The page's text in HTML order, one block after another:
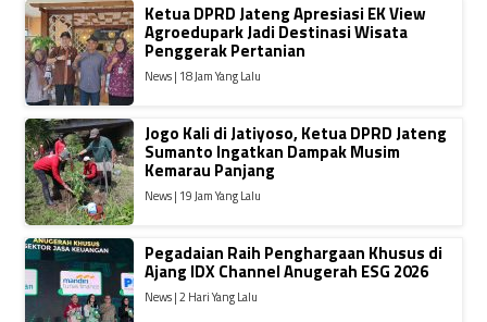
Ketua DPRD Jateng Apresiasi EK View
Agroedupark Jadi Destinasi Wisata
Penggerak Pertanian
News | 18 Jam Yang Lalu
Jogo Kali di Jatiyoso, Ketua DPRD Jateng
Sumanto Ingatkan Dampak Musim
Kemarau Panjang
News | 19 Jam Yang Lalu
Pegadaian Raih Penghargaan Khusus di
Ajang IDX Channel Anugerah ESG 2026
News | 2 Hari Yang Lalu